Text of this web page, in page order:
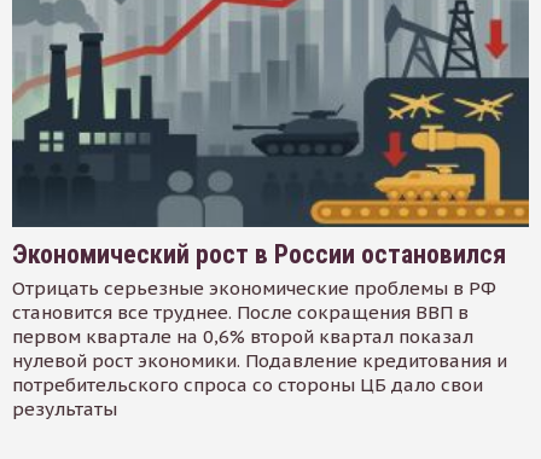
Экономический рост в России остановился
Отрицать серьезные экономические проблемы в РФ
становится все труднее. После сокращения ВВП в
первом квартале на 0,6% второй квартал показал
нулевой рост экономики. Подавление кредитования и
потребительского спроса со стороны ЦБ дало свои
результаты